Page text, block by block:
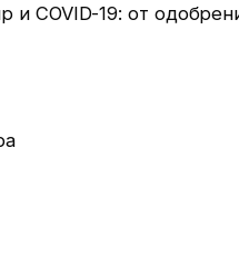
и COVID-19: от